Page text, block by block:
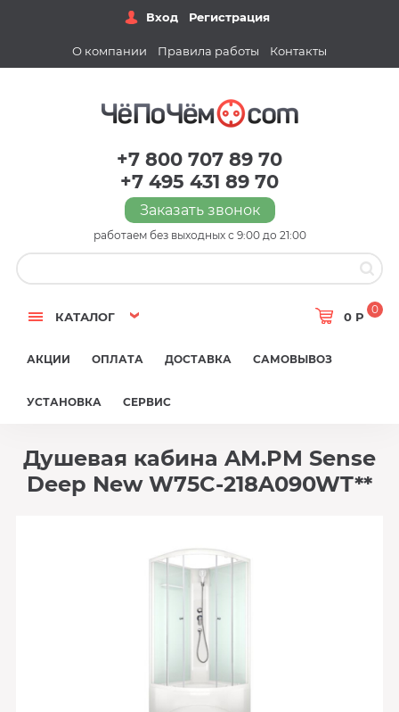
Вход Регистрация
О компании Правила работы Контакты
+7 800 707 89 70
+7 495 431 89 70
Заказать звонок
работаем без выходных с 9:00 до 21:00
КАТАЛОГ 0 Р
0
АКЦИИ ОПЛАТА ДОСТАВКА САМОВЫВОЗ
УСТАНОВКА СЕРВИС
Душевая кабина AM.PM Sense
Deep New W75C-218A090WT**